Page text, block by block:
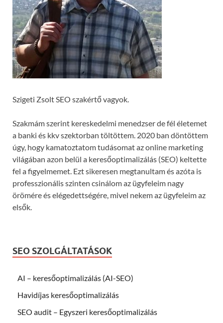
Szigeti Zsolt SEO szakértő vagyok.
Szakmám szerint kereskedelmi menedzser de fél életemet
a banki és kkv szektorban töltöttem. 2020 ban döntöttem
úgy, hogy kamatoztatom tudásomat az online marketing
világában azon belül a keresőoptimalizálás (SEO) keltette
fel a figyelmemet. Ezt sikeresen megtanultam és azóta is
professzionális szinten csinálom az ügyfeleim nagy
örömére és elégedettségére, mivel nekem az ügyfeleim az
elsők.
SEO SZOLGÁLTATÁSOK
AI – keresőoptimalizálás (AI-SEO)
Havidíjas keresőoptimalizálás
SEO audit – Egyszeri keresőoptimalizálás